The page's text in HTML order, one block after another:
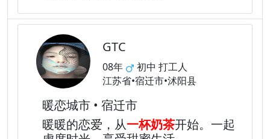
GTC
08年
初中 打工人
江苏省•宿迁市•沭阳县
暖恋城市 • 宿迁市
暖暖的恋爱，从一杯奶茶开始。一起